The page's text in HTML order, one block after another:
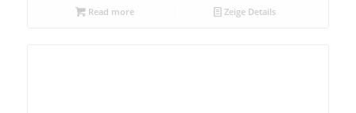
Read more Zeige Details